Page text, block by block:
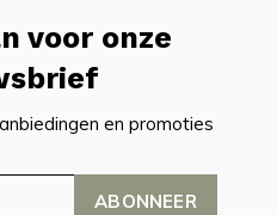
voor onze
en promoties
ABONNEER